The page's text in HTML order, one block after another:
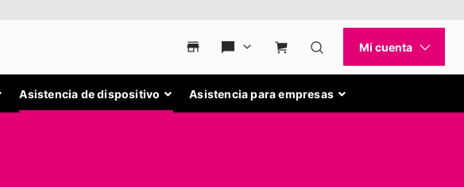
Asistencia de dispositivo Asistencia para empresas